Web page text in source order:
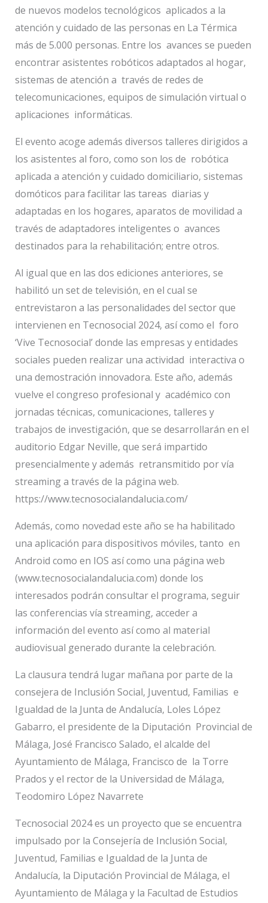
de nuevos modelos tecnológicos aplicados a la
atención y cuidado de las personas en La Térmica
más de 5.000 personas. Entre los avances se pueden
encontrar asistentes robóticos adaptados al hogar,
sistemas de atención a través de redes de
telecomunicaciones, equipos de simulación virtual o
aplicaciones informáticas.
El evento acoge además diversos talleres dirigidos a
los asistentes al foro, como son los de robótica
aplicada a atención y cuidado domiciliario, sistemas
domóticos para facilitar las tareas diarias y
adaptadas en los hogares, aparatos de movilidad a
través de adaptadores inteligentes o avances
destinados para la rehabilitación; entre otros.
Al igual que en las dos ediciones anteriores, se
habilitó un set de televisión, en el cual se
entrevistaron a las personalidades del sector que
intervienen en Tecnosocial 2024, así como el foro
‘Vive Tecnosocial’ donde las empresas y entidades
sociales pueden realizar una actividad interactiva o
una demostración innovadora. Este año, además
vuelve el congreso profesional y académico con
jornadas técnicas, comunicaciones, talleres y
trabajos de investigación, que se desarrollarán en el
auditorio Edgar Neville, que será impartido
presencialmente y además retransmitido por vía
streaming a través de la página web.
https://www.tecnosocialandalucia.com/
Además, como novedad este año se ha habilitado
una aplicación para dispositivos móviles, tanto en
Android como en IOS así como una página web
(www.tecnosocialandalucia.com) donde los
interesados podrán consultar el programa, seguir
las conferencias vía streaming, acceder a
información del evento así como al material
audiovisual generado durante la celebración.
La clausura tendrá lugar mañana por parte de la
consejera de Inclusión Social, Juventud, Familias e
Igualdad de la Junta de Andalucía, Loles López
Gabarro, el presidente de la Diputación Provincial de
Málaga, José Francisco Salado, el alcalde del
Ayuntamiento de Málaga, Francisco de la Torre
Prados y el rector de la Universidad de Málaga,
Teodomiro López Navarrete
Tecnosocial 2024 es un proyecto que se encuentra
impulsado por la Consejería de Inclusión Social,
Juventud, Familias e Igualdad de la Junta de
Andalucía, la Diputación Provincial de Málaga, el
Ayuntamiento de Málaga y la Facultad de Estudios